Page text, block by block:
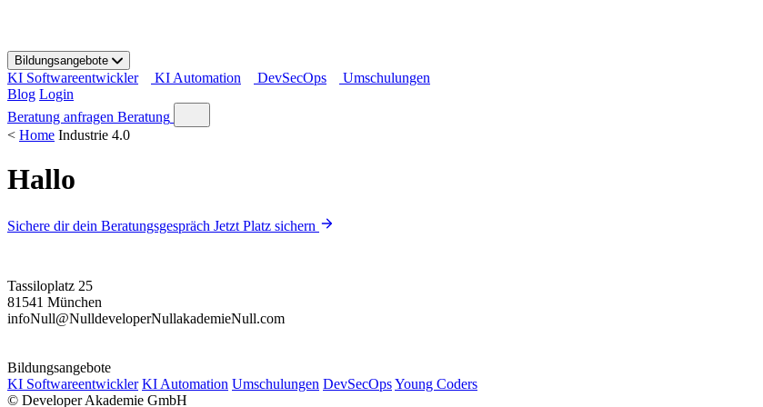
t
o
c
o
n
Bildungsangebote
KI Softwareentwickler KI Automation DevSecOps
Umschulungen
Blog Login
Beratung anfragen Beratung
< Home Industrie 4.0
Hallo
Sichere dir dein Beratungsgespräch Jetzt Platz sichern
Tassiloplatz 25
81541 München
infoNull@NulldeveloperNullakademieNull.com
Bildungsangebote
KI Softwareentwickler KI Automation Umschulungen DevSecOpsYoung Coders
© Developer Akademie GmbH